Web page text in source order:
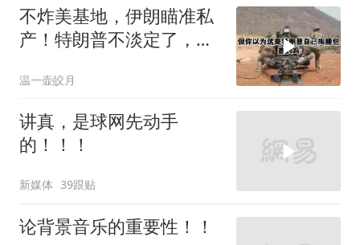
不炸美基地，伊朗瞄准私
产！特朗普不淡定了，被
温一壶皎月
讲真，是球网先动手
的！！！
新媒体 39跟贴
论背景音乐的重要性！！